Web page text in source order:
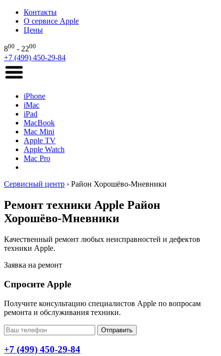
Контакты
О сервисе Apple
Цены
800 - 2200
+7 (499) 450-29-84
iPhone
iMac
iPad
MacBook
Mac Mini
Apple TV
Apple Watch
Mac Pro
Сервисный центр › Район Хорошёво-Мневники
Ремонт техники Apple Район
Хорошёво-Мневники
Качественный ремонт любых неисправностей и дефектов
техники Apple.
Заявка на ремонт
Спросите Apple
Получите консультацию специалистов Apple по вопросам
ремонта и обслуживания техники.
Отправить
+7 (499) 450-29-84